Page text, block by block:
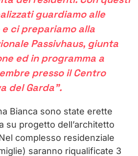
guardiamo alle
ci prepariamo alla
Passivhaus, giunta
ed in programma a
presso il Centro
del Garda”.
Bianca sono state erette
su progetto dell’architetto
complesso residenziale
saranno riqualificate 3